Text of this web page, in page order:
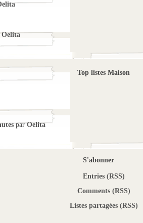
Oelita
Top listes Maison
parOelita
S'abonner
Entries (RSS)
Comments (RSS)
Listes partagées (RSS)